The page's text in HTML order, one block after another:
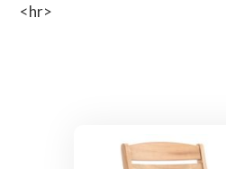
<hr>